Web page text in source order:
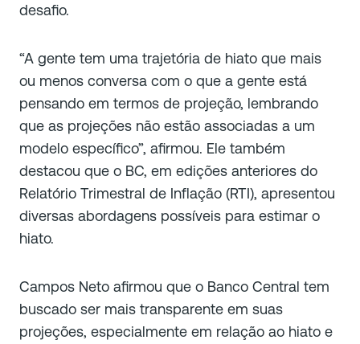
desafio.
“A gente tem uma trajetória de hiato que mais
ou menos conversa com o que a gente está
pensando em termos de projeção, lembrando
que as projeções não estão associadas a um
modelo específico”, afirmou. Ele também
destacou que o BC, em edições anteriores do
Relatório Trimestral de Inflação (RTI), apresentou
diversas abordagens possíveis para estimar o
hiato.
Campos Neto afirmou que o Banco Central tem
buscado ser mais transparente em suas
projeções, especialmente em relação ao hiato e